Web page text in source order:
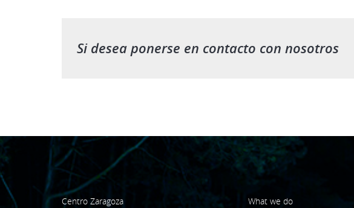
Si desea ponerse en contacto con nosotros
Centro Zaragoza What we do